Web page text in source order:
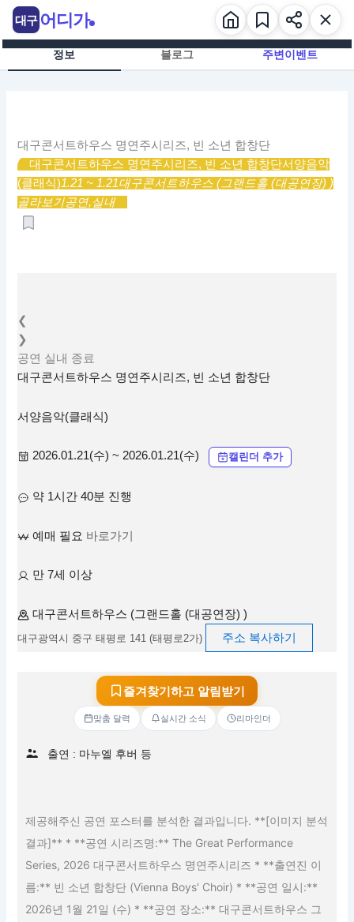
츠
정보 블로그 주변이벤트
대구콘서트하우스 명연주시리즈, 빈 소년 합창단
대구콘서트하우스 명연주시리즈, 빈 소년 합창단서양음악
(클래식)1.21 ~ 1.21대구콘서트하우스 (그랜드홀 (대공연장) )
골라보기공연,실내
❮
❯
공연 실내 종료
대구콘서트하우스 명연주시리즈, 빈 소년 합창단
서양음악(클래식)
2026.01.21(수) ~ 2026.01.21(수) 캘린더 추가
약 1시간 40분 진행
예매 필요 바로가기
만 7세 이상
대구콘서트하우스 (그랜드홀 (대공연장) )
대구광역시 중구 태평로 141 (태평로2가) 주소 복사하기
즐겨찾기하고 알림받기
맞춤 달력 실시간 소식 리마인더
출연 : 마누엘 후버 등
제공해주신 공연 포스터를 분석한 결과입니다. **[이미지 분석
결과]** * **공연 시리즈명:** The Great Performance
Series, 2026 대구콘서트하우스 명연주시리즈 * **출연진 이
름:** 빈 소년 합창단 (Vienna Boys' Choir) * **공연 일시:**
2026년 1월 21일 (수) * **공연 장소:** 대구콘서트하우스 그
대구 어디가